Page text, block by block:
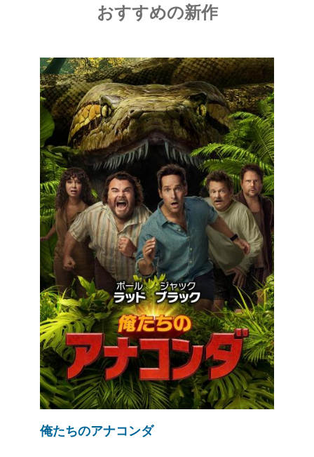
おすすめの新作
俺たちのアナコンダ